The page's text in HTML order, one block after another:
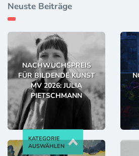
Neuste Beiträge
NACHWUCHSPREIS
FÜR BILDENDE KUNST
MV 2026: JULIA
PIETSCHMANN
KATEGORIE
AUSWÄHLEN